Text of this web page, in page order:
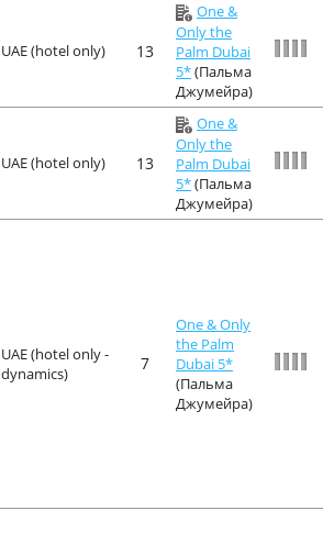
UAE (hotel only) 13
One &
Only the
Palm Dubai
5*(Пальма
Джумейра)
UAE (hotel only) 13
One &
Only the
Palm Dubai
5*(Пальма
Джумейра)
UAE (hotel only -
dynamics)
7
One & Only
the Palm
Dubai 5*
(Пальма
Джумейра)